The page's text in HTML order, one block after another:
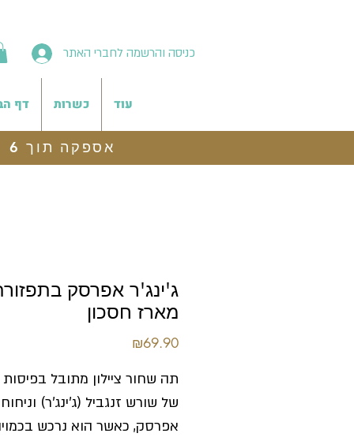
כניסה והרשמה לחברי האתר
דף כשרות עוד
אספקה תוך 6 ימי עסקים, משלוח לנקודת איסוף חינם בהזמנות מעל 199 ש"ח
ג'ינג'ר אפרסק
מארז חסכון
₪69.90
תה שחור ציילון מתובל
של שורש זנגביל (ג’ינג’ר) וניחוח
אפרסק, כאשר הוא נרכש